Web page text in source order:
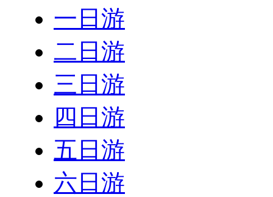
一日游
二日游
三日游
四日游
五日游
六日游